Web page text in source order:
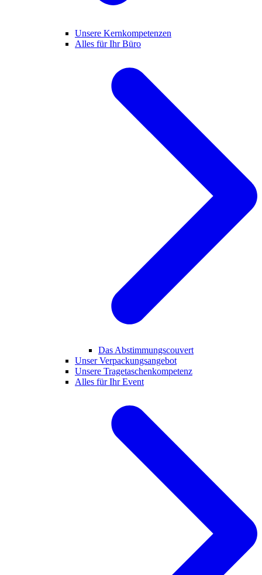
Unsere Kernkompetenzen
Alles für Ihr Büro
Das Abstimmungscouvert
Unser Verpackungsangebot
Unsere Tragetaschenkompetenz
Alles für Ihr Event